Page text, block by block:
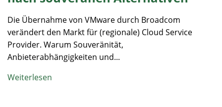
Die Übernahme von VMware durch Broadcom
verändert den Markt für (regionale) Cloud Service
Provider. Warum Souveränität,
Anbieterabhängigkeiten und...
Weiterlesen